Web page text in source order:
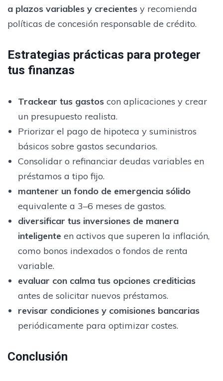
a plazos variables y crecientes y recomienda
políticas de concesión responsable de crédito.
Estrategias prácticas para proteger
tus finanzas
Trackear tus gastoscon aplicaciones y crear
un presupuesto realista.
Priorizar el pago de hipoteca y suministros
básicos sobre gastos secundarios.
Consolidar o refinanciar deudas variables en
préstamos a tipo fijo.
mantener un fondo de emergencia sólido
equivalente a 3–6 meses de gastos.
diversificar tus inversiones de manera
inteligente en activos que superen la inflación,
como bonos indexados o fondos de renta
variable.
evaluar con calma tus opciones crediticias
antes de solicitar nuevos préstamos.
revisar condiciones y comisiones bancarias
periódicamente para optimizar costes.
Conclusión